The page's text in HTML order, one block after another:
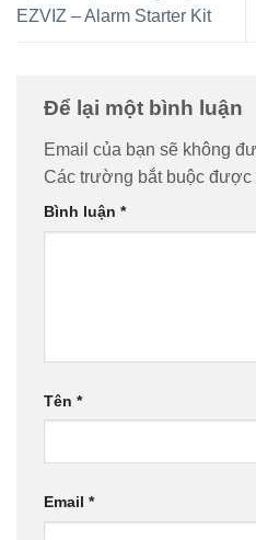
EZVIZ – Alarm Starter Kit
Để lại một bình luận
Email của bạn sẽ không
Các trường bắt buộc được
Bình luận *
Tên *
Email *